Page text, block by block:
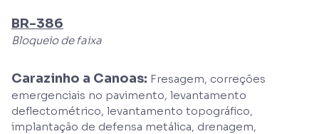
BR-386
Bloqueio de faixa
Carazinho a Canoas: Fresagem, correções
emergenciais no pavimento, levantamento
deflectométrico, levantamento topográfico,
implantação de defensa metálica, drenagem,